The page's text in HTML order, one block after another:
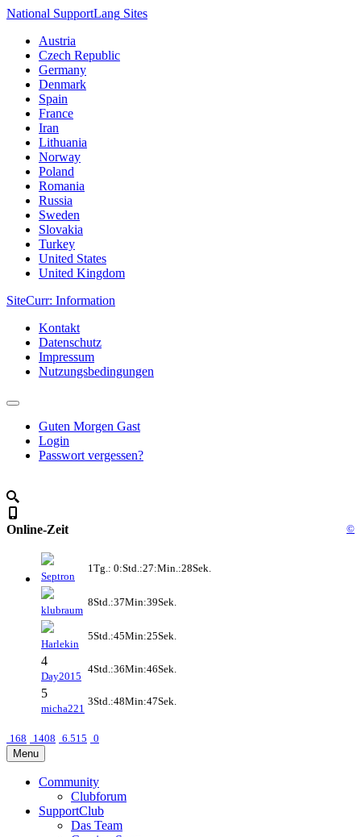
National SupportLang Sites
Austria
Czech Republic
Germany
Denmark
Spain
France
Iran
Lithuania
Norway
Poland
Romania
Russia
Sweden
Slovakia
Turkey
United States
United Kingdom
SiteCurr: Information
Kontakt
Datenschutz
Impressum
Nutzungsbedingungen
Guten Morgen Gast
Login
Passwort vergessen?
Online-Zeit ©
Septron
1Tg.: 0:Std.:27:Min.:28Sek.
klubraum
8Std.:37Min:39Sek.
Harlekin
5Std.:45Min:25Sek.
4
Day2015
4Std.:36Min:46Sek.
5
micha221
3Std.:48Min:47Sek.
168 1408 6.515 0
Menu
Community
Clubforum
SupportClub
Das Team